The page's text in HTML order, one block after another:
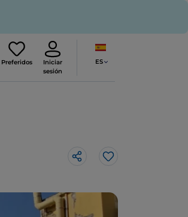
Preferidos
Iniciar
sesión
ES
Me gusta